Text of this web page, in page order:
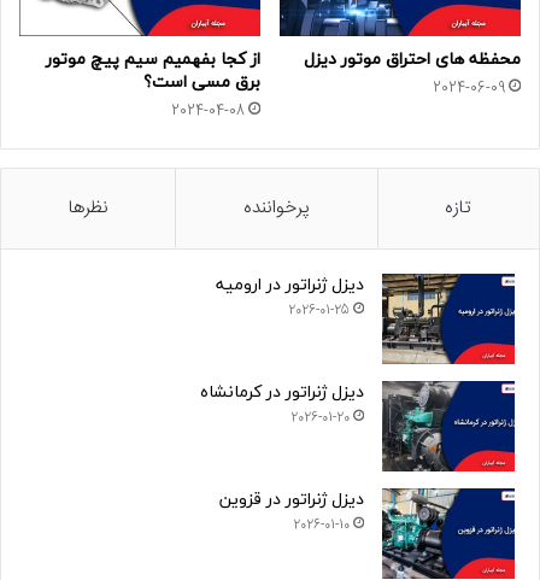
محفظه های احتراق موتور دیزل
2024-06-09
از کجا بفهمیم سیم پیچ موتور
برق مسی است؟
2024-04-08
تازه پرخواننده نظرها
دیزل ژنراتور در ارومیه
2026-01-25
دیزل ژنراتور در کرمانشاه
2026-01-20
دیزل ژنراتور در قزوین
2026-01-10